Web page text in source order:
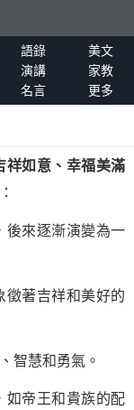
語錄
美文
演講
家教
名言 更多
祥如意、幸福美滿
後來逐漸演變為一
徵著吉祥和美好的
智慧和勇氣。
如帝王和貴族的配